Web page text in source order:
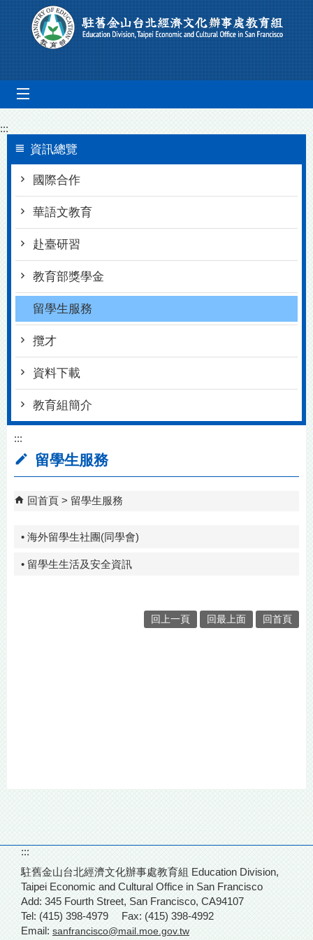
跳到主要內容區塊
:::
資訊總覽
國際合作
華語文教育
赴臺研習
教育部獎學金
留學生服務
攬才
資料下載
教育組簡介
:::
留學生服務
回首頁 留學生服務
• 海外留學生社團(同學會)
• 留學生生活及安全資訊
回上一頁 回最上面 回首頁
:::
駐舊金山台北經濟文化辦事處教育組 Education Division,
Taipei Economic and Cultural Office in San Francisco
Add: 345 Fourth Street, San Francisco, CA94107
Tel: (415) 398-4979 Fax: (415) 398-4992
Email: sanfrancisco@mail.moe.gov.tw